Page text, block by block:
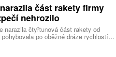
část rakety firmy
nehrozilo
narazila čtyřtunová část rakety od
po oběžné dráze rychlostí
Napsal to web stanice BBC, podle
vyrobených člověkem. Potvrzení